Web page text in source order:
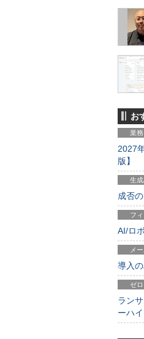
お
業
2027
版】
生
成否
フ
AI/ロ
メ
導入
ゼ
ラン
ーハ